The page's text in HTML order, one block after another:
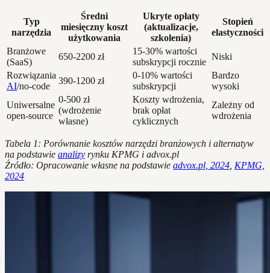
Typ
narzędzia
Średni
miesięczny koszt
użytkowania
Ukryte opłaty
(aktualizacje,
szkolenia)
Stopień
elastyczności
Branżowe
(SaaS)
650-2200 zł
15-30% wartości
subskrypcji rocznie
Niski
Rozwiązania
AI/no-code
390-1200 zł
0-10% wartości
subskrypcji
Bardzo
wysoki
Uniwersalne
open-source
0-500 zł
(wdrożenie
własne)
Koszty wdrożenia,
brak opłat
cyklicznych
Zależny od
wdrożenia
Tabela 1: Porównanie kosztów narzędzi branżowych i alternatyw
na podstawie analizy rynku KPMG i advox.pl
Źródło: Opracowanie własne na podstawie advox.pl, 2024 KPMG,
2024